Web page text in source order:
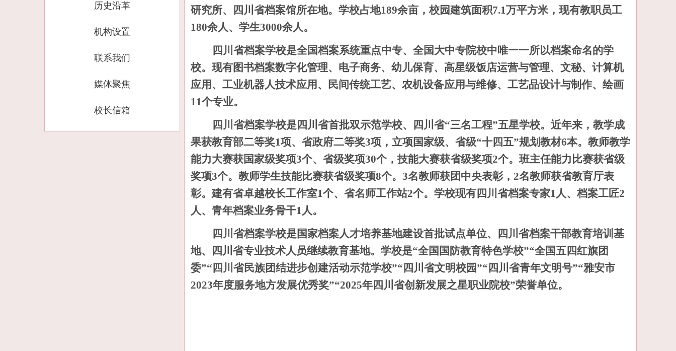
历史沿革
机构设置
联系我们
媒体聚焦
光影校园
校长信箱
研究所、四川省档案馆所在地。学校占地189余亩，校园建筑面积7.1万平方米，现有教职员工
180余人、学生3000余人。
四川省档案学校是全国档案系统重点中专、全国大中专院校中唯一一所以档案命名的学
校。现有图书档案数字化管理、电子商务、幼儿保育、高星级饭店运营与管理、文秘、计算机
应用、工业机器人技术应用、民间传统工艺、农机设备应用与维修、工艺品设计与制作、绘画
11个专业。
四川省档案学校是四川省首批双示范学校、四川省“三名工程”五星学校。近年来，教学成
果获教育部二等奖1项、省政府二等奖3项，立项国家级、省级“十四五”规划教材6本。教师教学
能力大赛获国家级奖项3个、省级奖项30个，技能大赛获省级奖项2个。班主任能力比赛获省级
奖项3个。教师学生技能比赛获省级奖项8个。3名教师获团中央表彰，2名教师获省教育厅表
彰。建有省卓越校长工作室1个、省名师工作站2个。学校现有四川省档案专家1人、档案工匠2
人、青年档案业务骨干1人。
四川省档案学校是 国家档案人才培养基地建设首批试点单位、
四川省档案干部教育培训基
地、四川省专业技术人员继续教育基地。学校是“全国国防教育特色学校”“全国五四红旗团
委”“四川省民族团结进步创建活动示范学校”“四川省文明校园”“四川省青年文明号”“雅安市
2023年度服务地方发展优秀奖”“2025年四川省创新发展之星职业院校”荣誉单位。